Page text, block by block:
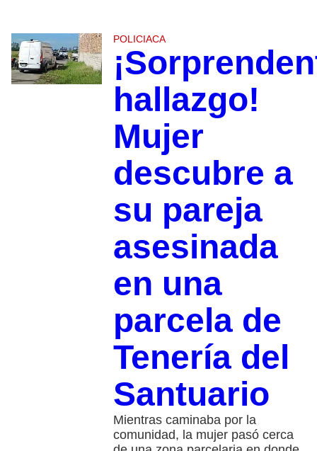
POLICIACA
hallazgo!
Mujer
descubre a
su pareja
asesinada
en una
parcela de
Tenería del
Santuario
Mientras caminaba por la
comunidad, la mujer pasó cerca